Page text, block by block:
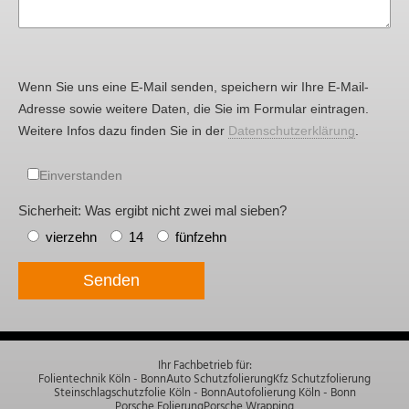
Wenn Sie uns eine E-Mail senden, speichern wir Ihre E-Mail-
Adresse sowie weitere Daten, die Sie im Formular eintragen.
Weitere Infos dazu finden Sie in der Datenschutzerklärung.
Einverstanden
Sicherheit: Was ergibt nicht zwei mal sieben?
vierzehn
14 fünfzehn
Senden
Ihr Fachbetrieb für:
Folientechnik Köln - BonnAuto SchutzfolierungKfz Schutzfolierung
Steinschlagschutzfolie Köln - BonnAutofolierung Köln - Bonn